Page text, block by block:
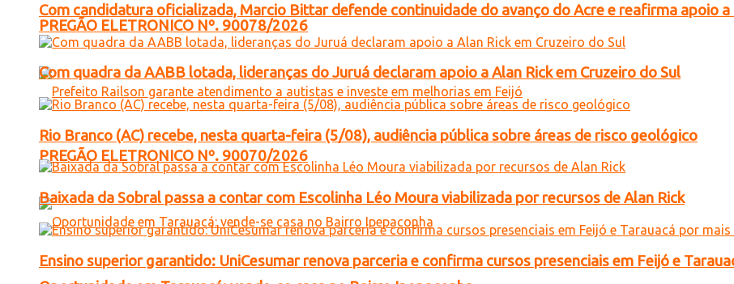
PREGÃO ELETRONICO Nº. 90078/2026
PREGÃO ELETRONICO Nº. 90070/2026
Com candidatura oficializada, Marcio Bittar defende continuidade do avanço do Acre e reafirma apoio
Com quadra da AABB lotada, lideranças do Juruá declaram apoio a Alan Rick em Cruzeiro do Sul
Rio Branco (AC) recebe, nesta quarta-feira (5/08), audiência pública sobre áreas de risco geológico
Baixada da Sobral passa a contar com Escolinha Léo Moura viabilizada por recursos de Alan Rick
Ensino superior garantido: UniCesumar renova parceria e confirma cursos presenciais em Feijó e